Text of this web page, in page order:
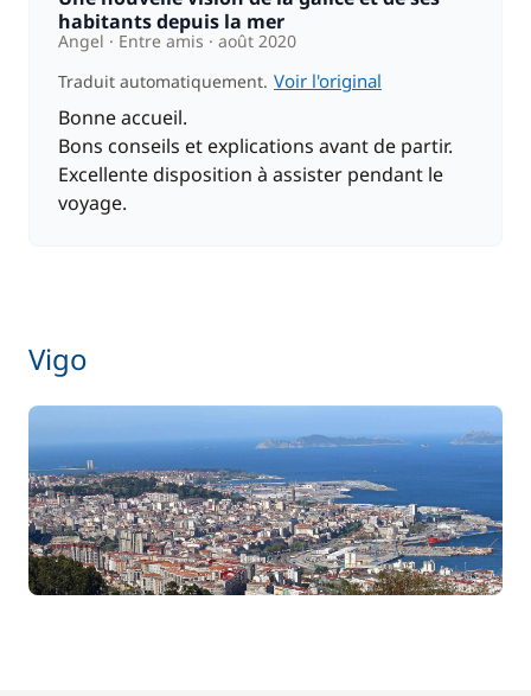
Spinnaker 100,00 €
habitants depuis la mer
Angel Entre amis
août 2020
Traduit automatiquement. Voir l'original
Bonne accueil.
Bons conseils et explications avant de partir.
Excellente disposition à assister pendant le
voyage.
Vigo